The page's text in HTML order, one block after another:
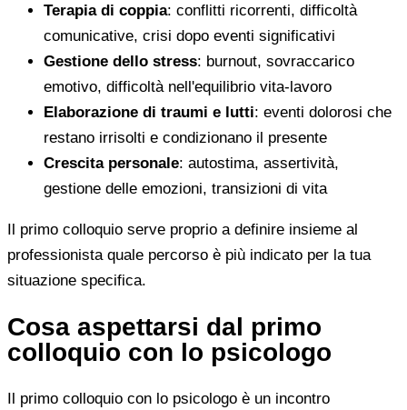
Terapia di coppia: conflitti ricorrenti, difficoltà
comunicative, crisi dopo eventi significativi
Gestione dello stress: burnout, sovraccarico
emotivo, difficoltà nell'equilibrio vita-lavoro
Elaborazione di traumi e lutti: eventi dolorosi che
restano irrisolti e condizionano il presente
Crescita personale: autostima, assertività,
gestione delle emozioni, transizioni di vita
Il primo colloquio serve proprio a definire insieme al
professionista quale percorso è più indicato per la tua
situazione specifica.
Cosa aspettarsi dal primo
colloquio con lo psicologo
Il primo colloquio con lo psicologo è un incontro